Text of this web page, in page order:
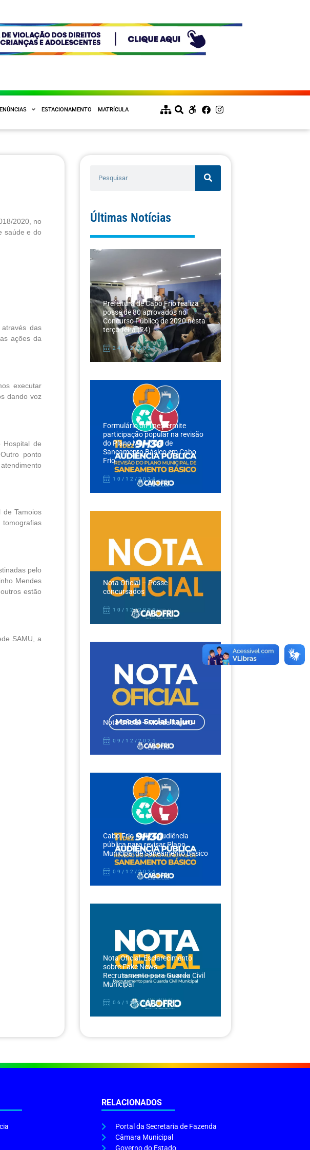
ESTACIONAMENTO MATRÍCULA
2020, no
saúde e do
das
ações da
executar
dando voz
de
ponto
de Tamoios
pelo
Mendes
estão
SAMU, a
Últimas Notícias
Prefeitura de Cabo Frio realiza
posse de 80 aprovados no
Concurso Público de 2020 nesta
terça-feira (24)
24/12/2024
Formulário on-line permite
participação popular na revisão
do Plano Municipal de
Saneamento Básico em Cabo
Frio
10/12/2024
Nota Oficial – Posse
concursados
10/12/2024
Nota Oficial – Moeda Itajuru
09/12/2024
Cabo Frio realiza audiência
pública para revisar Plano
Municipal de Saneamento Básico
09/12/2024
Nota Oficial: Esclarecimento
sobre Fake News –
Recrutamento para Guarda Civil
Municipal
06/12/2024
RELACIONADOS
Portal da Secretaria de Fazenda
Câmara Municipal
Governo do Estado